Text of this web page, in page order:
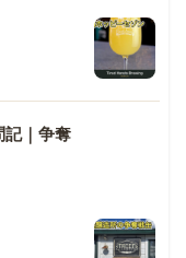
｜争奪